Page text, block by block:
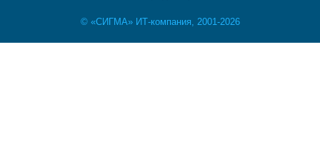
© «СИГМА» ИТ-компания, 2001-2026